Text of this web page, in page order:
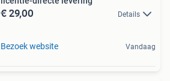
€ 29,00 Details
Bezoek website Vandaag